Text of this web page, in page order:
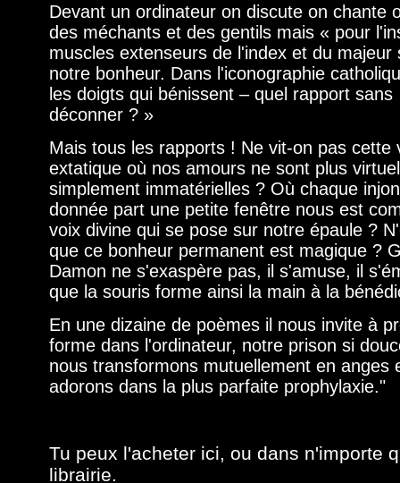
Devant un ordinateur on discute on chante
des méchants et des gentils mais « pour
muscles extenseurs de l'index et du majeur
notre bonheur. Dans l'iconographie
les doigts qui bénissent – quel rapport sans
déconner ? »
Mais tous les rapports ! Ne vit-on pas cette
extatique où nos amours ne sont plus
simplement immatérielles ? Où chaque
donnée part une petite fenêtre nous est
voix divine qui se pose sur notre épaule ?
que ce bonheur permanent est magique ?
Damon ne s'exaspère pas, il s'amuse, il
que la souris forme ainsi la main à la
En une dizaine de poèmes il nous invite à
forme dans l'ordinateur, notre prison si
nous transformons mutuellement en anges
adorons dans la plus parfaite prophylaxie."
Tu peux l'acheter ici, ou dans n'importe
librairie.